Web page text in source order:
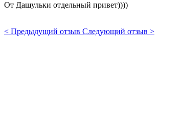
От Дашульки отдельный привет))))
< Предыдущий отзыв Следующий отзыв >